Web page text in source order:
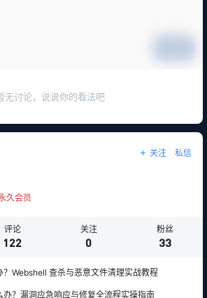
无讨论，说说你的看法吧
关注 私信
久会员
评论
122
关注
0
粉丝
33
？Webshell 查杀与恶意文件清理实战教程
办？漏洞应急响应与修复全流程实操指南